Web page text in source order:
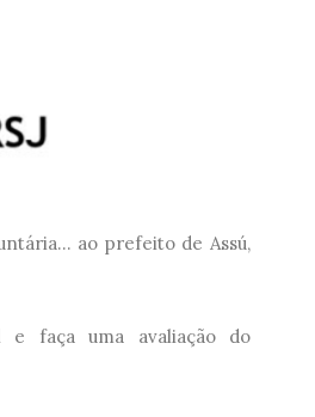
ao prefeito de Assú,
e faça uma avaliação do